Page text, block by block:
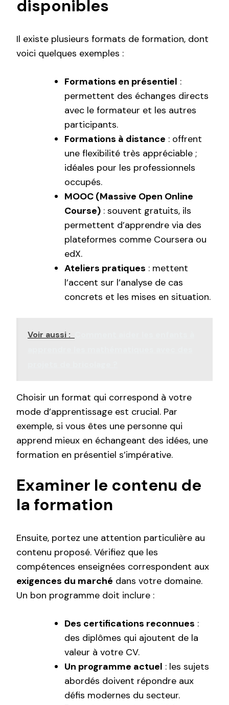
disponibles
Il existe plusieurs formats de formation, dont
voici quelques exemples :
Formations en présentiel :
permettent des échanges directs
avec le formateur et les autres
participants.
Formations à distance : offrent
une flexibilité très appréciable ;
idéales pour les professionnels
occupés.
MOOC (Massive Open Online
Course) : souvent gratuits, ils
permettent d’apprendre via des
plateformes comme Coursera ou
edX.
Ateliers pratiques : mettent
l’accent sur l’analyse de cas
concrets et les mises en situation.
Voir aussi :
Choisir un format qui correspond à votre
mode d’apprentissage est crucial. Par
exemple, si vous êtes une personne qui
apprend mieux en échangeant des idées, une
formation en présentiel s’impérative.
Examiner le contenu de
la formation
Ensuite, portez une attention particulière au
contenu proposé. Vérifiez que les
compétences enseignées correspondent aux
exigences du marché dans votre domaine.
Un bon programme doit inclure :
Des certifications reconnues :
des diplômes qui ajoutent de la
valeur à votre CV.
Un programme actuel : les sujets
abordés doivent répondre aux
défis modernes du secteur.